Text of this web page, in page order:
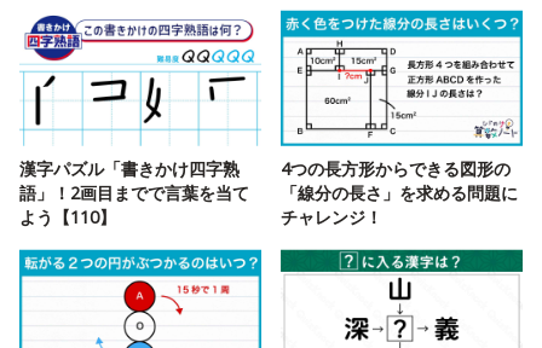
漢字パズル「書きかけ四字熟
語」！2画目までで言葉を当て
よう【110】
4つの長方形からできる図形の
「線分の長さ」を求める問題に
チャレンジ！